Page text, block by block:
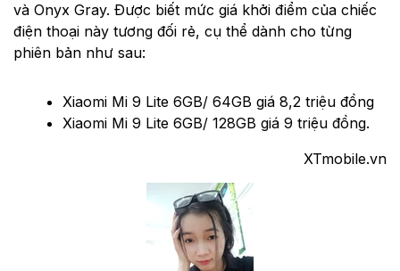
và Onyx Gray. Được biết mức giá khởi điểm của chiếc
điện thoại này tương đối rẻ, cụ thể dành cho từng
phiên bản như sau:
Xiaomi Mi 9 Lite 6GB/ 64GB giá 8,2 triệu đồng
Xiaomi Mi 9 Lite 6GB/ 128GB giá 9 triệu đồng.
XTmobile.vn